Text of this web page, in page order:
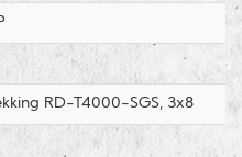
RD-T4000-SGS, 3x8